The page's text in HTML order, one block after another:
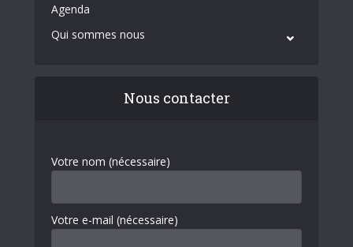
Agenda
Qui sommes nous
Nous contacter
Votre nom (nécessaire)
Votre e-mail (nécessaire)